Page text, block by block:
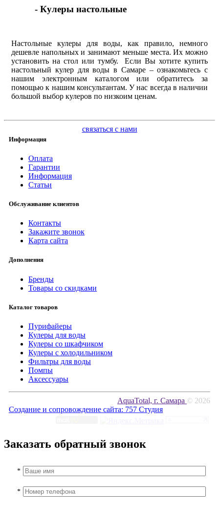
- Кулеры настольные
Настольные кулеры для воды, как правило, немного
дешевле напольных и занимают меньше места. Их можно
установить на стол или тумбу. Если Вы хотите купить
настольный кулер для воды в Самаре – ознакомьтесь с
нашим электронным каталогом или обратитесь за
помощью к нашим консультантам. У нас всегда в наличии
большой выбор кулеров по низкоим ценам.
связаться с нами
Информация
Оплата
Гарантии
Информация
Статьи
Обслуживание клиентов
Контакты
Закажите звонок
Карта сайта
Дополнения
Бренды
Товары со скидками
Каталог товаров
Пурифайеры
Кулеры для воды
Кулеры со шкафчиком
Кулеры с холодильником
Фильтры для воды
Помпы
Аксессуары
AquaTotal, г. Самара © 2026
Создание и сопровождение сайта: 757 Студия
Заказать обратный звонок
*
*